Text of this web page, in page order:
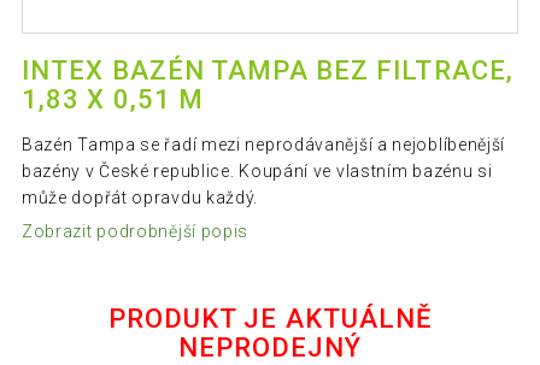
INTEX BAZÉN TAMPA BEZ FILTRACE,
1,83 X 0,51 M
Bazén Tampa se řadí mezi neprodávanější a nejoblíbenější
bazény v České republice. Koupání ve vlastním bazénu si
může dopřát opravdu každý.
Zobrazit podrobnější popis
PRODUKT JE AKTUÁLNĚ
NEPRODEJNÝ